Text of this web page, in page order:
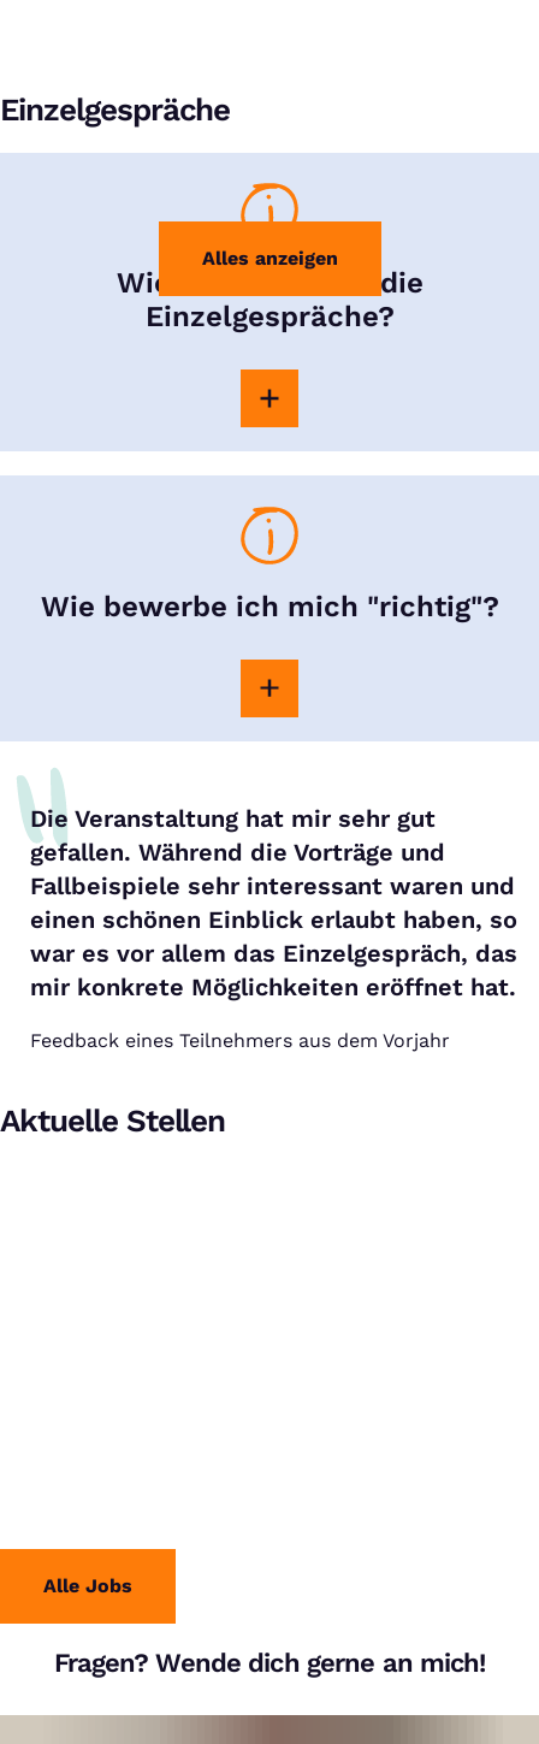
Alles anzeigen
Einzelgespräche
Wie funktionieren die
Einzelgespräche?
Wie bewerbe ich mich "richtig"?
Die Veranstaltung hat mir sehr gut
gefallen. Während die Vorträge und
Fallbeispiele sehr interessant waren und
einen schönen Einblick erlaubt haben, so
war es vor allem das Einzelgespräch, das
mir konkrete Möglichkeiten eröffnet hat.
Feedback eines Teilnehmers aus dem Vorjahr
Aktuelle Stellen
Alle Jobs
Fragen? Wende dich gerne an mich!